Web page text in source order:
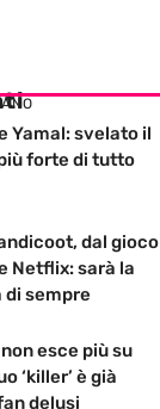
Yamal: svelato il
forte di tutto
dal gioco
Netflix: sarà la
di sempre
esce più su
‘killer’ è già
delusi